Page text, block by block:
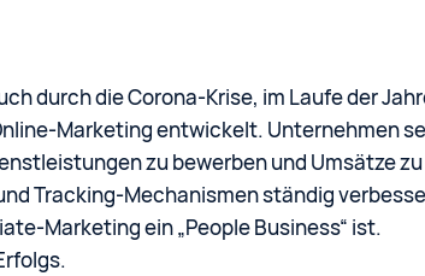
durch die Corona-Krise, im Laufe der
Marketing entwickelt. Unternehmen
zu bewerben und Umsätze zu
Tracking-Mechanismen ständig
Marketing ein „People Business“ ist.